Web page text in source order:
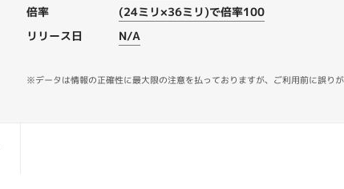
倍率
(24ミリ×36ミリ)で倍率100
リリース日
N/A
※データは情報の正確性に最大限の注意を払っておりますが、ご利用前に誤りが